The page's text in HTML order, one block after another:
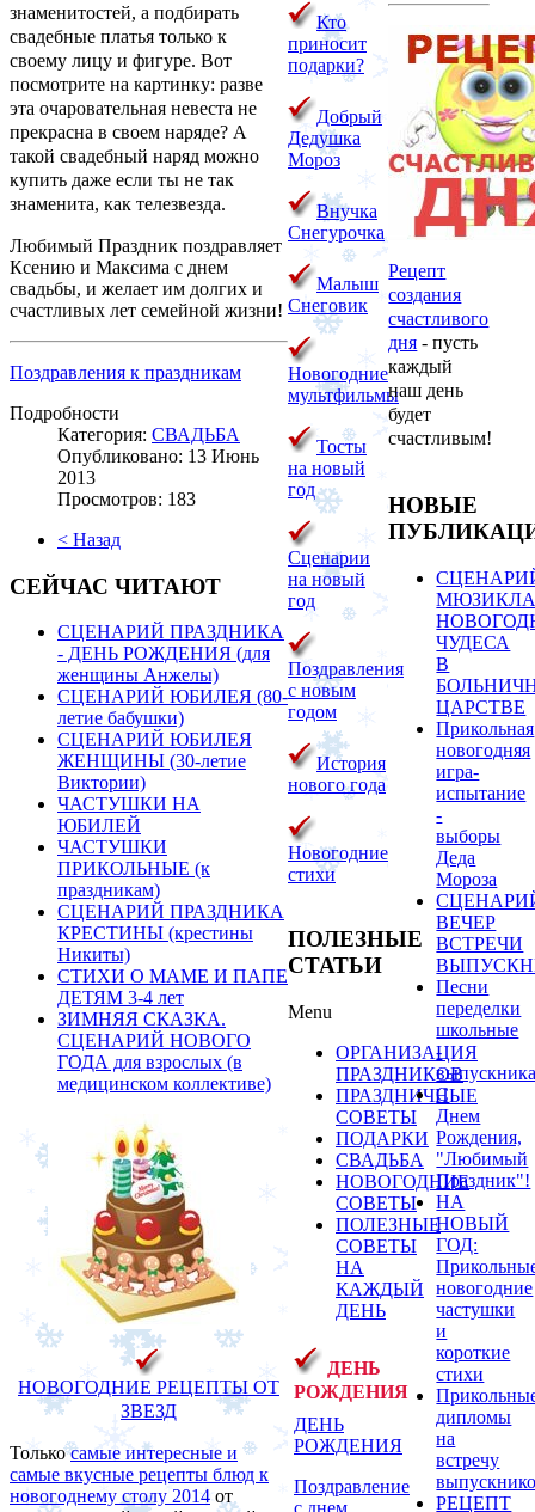
знаменитостей, а подбирать
свадебные платья только к
своему лицу и фигуре. Вот
посмотрите на картинку: разве
эта очаровательная невеста не
прекрасна в своем наряде? А
такой свадебный наряд можно
купить даже если ты не так
знаменита, как телезвезда.
Любимый Праздник поздравляет
Ксению и Максима с днем
свадьбы, и желает им долгих и
счастливых лет семейной жизни!
Поздравления к праздникам
Подробности
Категория: СВАДЬБА
Опубликовано: 13 Июнь
2013
Просмотров: 183
< Назад
СЕЙЧАС ЧИТАЮТ
СЦЕНАРИЙ ПРАЗДНИКА
- ДЕНЬ РОЖДЕНИЯ (для
женщины Анжелы)
СЦЕНАРИЙ ЮБИЛЕЯ (80-
летие бабушки)
СЦЕНАРИЙ ЮБИЛЕЯ
ЖЕНЩИНЫ (30-летие
Виктории)
ЧАСТУШКИ НА
ЮБИЛЕЙ
ЧАСТУШКИ
ПРИКОЛЬНЫЕ (к
праздникам)
СЦЕНАРИЙ ПРАЗДНИКА
КРЕСТИНЫ (крестины
Никиты)
СТИХИ О МАМЕ И ПАПЕ
ДЕТЯМ 3-4 лет
ЗИМНЯЯ СКАЗКА.
СЦЕНАРИЙ НОВОГО
ГОДА для взрослых (в
медицинском коллективе)
НОВОГОДНИЕ РЕЦЕПТЫ ОТ
ЗВЕЗД
Толькосамые интересные и
самые вкусные рецепты блюд к
новогоднему столу 2014 от
Кто
приносит
подарки?
Добрый
Дедушка
Мороз
Внучка
Снегурочка
Малыш
Снеговик
Новогодние
мультфильмы
Тосты
на новый
год
Сценарии
на новый
год
Поздравления
с новым
годом
История
нового года
Новогодние
стихи
ПОЛЕЗНЫЕ
СТАТЬИ
Menu
ОРГАНИЗАЦИЯ
ПРАЗДНИКОВ
ПРАЗДНИЧНЫЕ
СОВЕТЫ
ПОДАРКИ
СВАДЬБА
НОВОГОДНИЕ
СОВЕТЫ
ПОЛЕЗНЫЕ
СОВЕТЫ
НА
КАЖДЫЙ
ДЕНЬ
ДЕНЬ
РОЖДЕНИЯ
ДЕНЬ
РОЖДЕНИЯ
Поздравление
с днем
Рецепт
создания
счастливого
дня - пусть
каждый
наш день
будет
счастливым!
НОВЫЕ
ЧУДЕСА
В
ЦАРСТВЕ
Прикольная
новогодняя
игра-
испытание
-
выборы
Деда
Мороза
ВЕЧЕР
ВСТРЕЧИ
Песни
переделки
школьные
-
С
Днем
Рождения,
"Любимый
Праздник"!
НА
НОВЫЙ
ГОД:
новогодние
частушки
и
короткие
стихи
дипломы
на
встречу
РЕЦЕПТ